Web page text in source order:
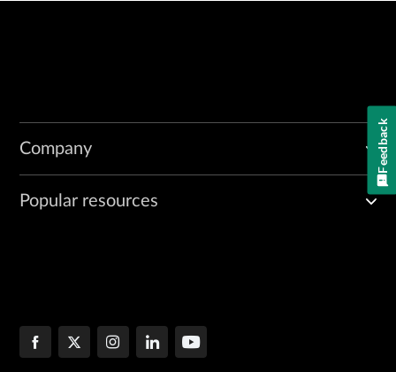
Company
Popular resources
Feedback